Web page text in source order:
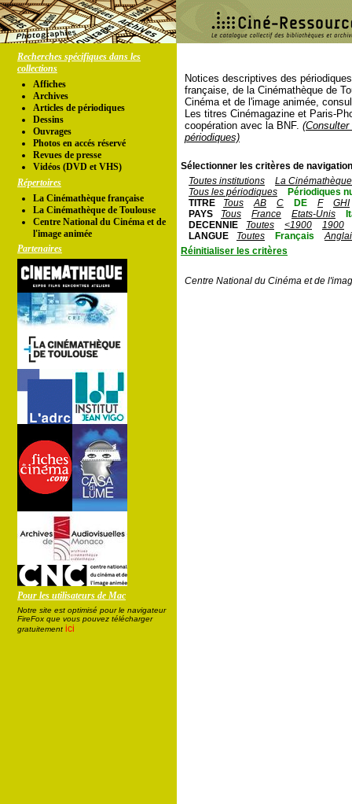
Recherches spécifiques dans les
collections
Affiches
Archives
Articles de périodiques
Dessins
Ouvrages
Photos en accés réservé
Revues de presse
Vidéos (DVD et VHS)
Répertoires
La Cinémathèque française
La Cinémathèque de Toulouse
Centre National du Cinéma et de
l'image animée
Partenaires
Pour les utilisateurs de Mac
Notre site est optimisé pour le navigateur
FireFox que vous pouvez télécharger
gratuitement ici
Notices descriptives des
française, de la Cinémathèque de
Cinéma et de l'image animée,
Les titres Cinémagazine et Paris-
coopération avec la BNF.
périodiques)
Sélectionner les critères de
Toutes institutions
La
Tous les périodiques
Périodiques
TITRE
Tous AB C DE F
GHI
PAYS
Tous France Etats-Unis
DECENNIE
Toutes <1900
1900
LANGUE
Toutes Français
Réinitialiser les critères
Centre National du Cinéma et de